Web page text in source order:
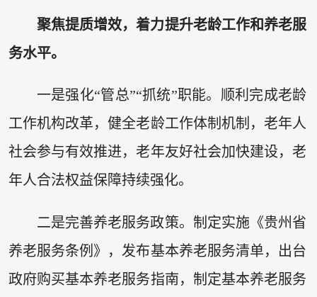
聚焦提质增效，着力提升老龄工作和养老服
务水平。
一是强化“管总”“抓统”职能。顺利完成老龄
工作机构改革，健全老龄工作体制机制，老年人
社会参与有效推进，老年友好社会加快建设，老
年人合法权益保障持续强化。
二是完善养老服务政策。制定实施《贵州省
养老服务条例》，发布基本养老服务清单，出台
政府购买基本养老服务指南，制定基本养老服务